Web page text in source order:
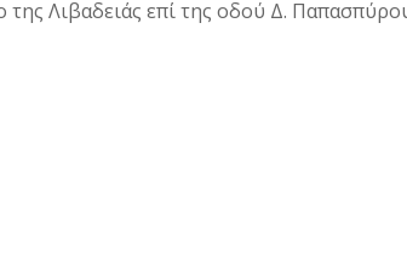
της Λιβαδειάς επί της οδού Δ.